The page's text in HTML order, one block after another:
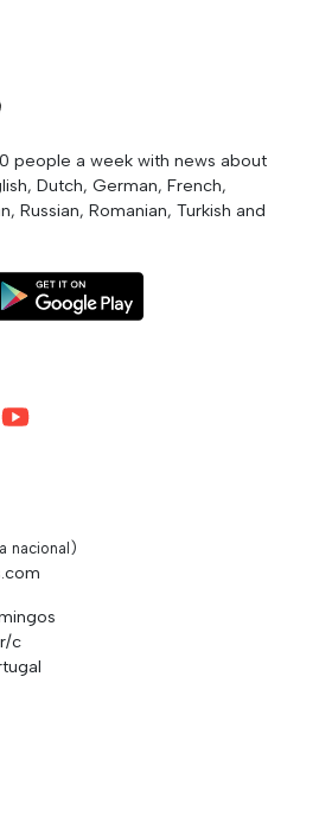
people a week with news about
Dutch, German, French,
Russian, Romanian, Turkish and
nacional)
c